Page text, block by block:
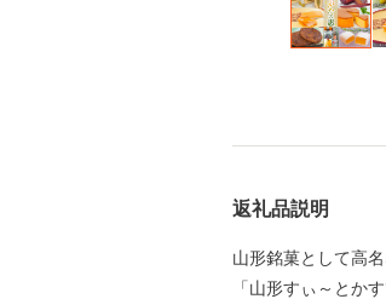
返礼品説明
山形銘菓として高
「山形すぃ～とか